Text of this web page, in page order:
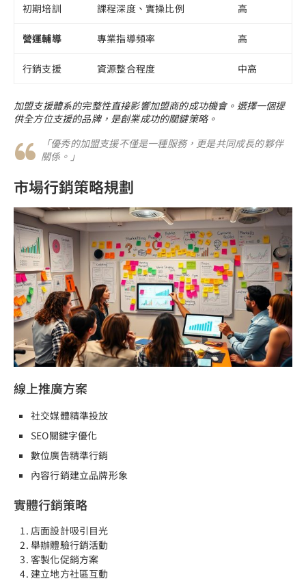
初期培訓 課程深度、實操比例 高
營運輔導 專業指導頻率 高
行銷支援 資源整合程度 中高
加盟支援體系的完整性直接影響加盟商的成功機會。選擇一個提
供全方位支援的品牌，是創業成功的關鍵策略。
「優秀的加盟支援不僅是一種服務，更是共同成長的夥伴
關係。」
市場行銷策略規劃
線上推廣方案
社交媒體精準投放
SEO關鍵字優化
數位廣告精準行銷
內容行銷建立品牌形象
實體行銷策略
店面設計吸引目光
舉辦體驗行銷活動
客製化促銷方案
建立地方社區互動